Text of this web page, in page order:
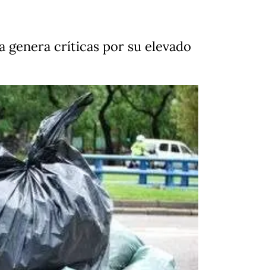
genera críticas por su elevado